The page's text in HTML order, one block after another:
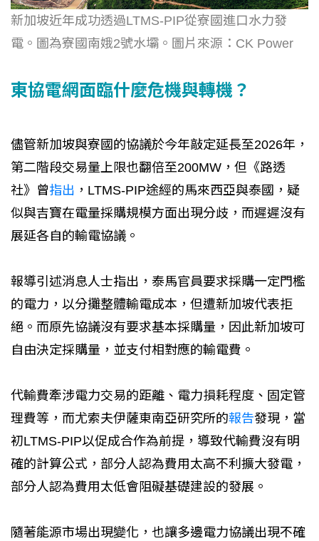
新加坡近年成功透過LTMS-PIP從寮國進口水力發
電。圖為寮國南娥2號水壩。圖片來源：CK Power
東協電網面臨什麼危機與轉機？
儘管新加坡與寮國的協議於今年敲定延長至2026年，
第二階段交易量上限也翻倍至200MW，但《路透
社》曾指出 ，LTMS-PIP途經的馬來西亞與泰國，疑
似與吉寶在電量採購規模方面出現分歧，而遲遲沒有
展延各自的輸電協議。
報導引述消息人士指出，泰馬官員要求採購一定門檻
的電力，以分攤整體輸電成本，但遭新加坡代表拒
絕。而原先協議沒有要求基本採購量，因此新加坡可
自由決定採購量，並支付相對應的輸電費。
代輸費牽涉電力交易的距離、電力損耗程度、固定管
理費等，而尤索夫伊薩東南亞研究所的報告發現，當
初LTMS-PIP以促成合作為前提，導致代輸費沒有明
確的計算公式，部分人認為費用太高不利擴大發電，
部分人認為費用太低會阻礙基礎建設的發展。
隨著能源市場出現變化，也讓多邊電力協議出現不確